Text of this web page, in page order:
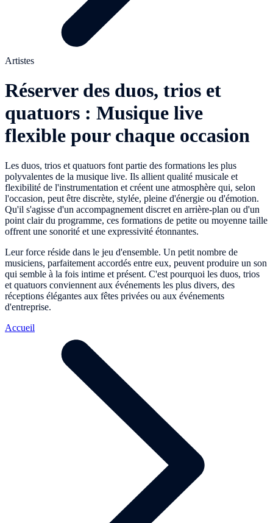
Artistes
Réserver des duos, trios et
quatuors : Musique live
flexible pour chaque occasion
Les duos, trios et quatuors font partie des formations les plus
polyvalentes de la musique live. Ils allient qualité musicale et
flexibilité de l'instrumentation et créent une atmosphère qui, selon
l'occasion, peut être discrète, stylée, pleine d'énergie ou d'émotion.
Qu'il s'agisse d'un accompagnement discret en arrière-plan ou d'un
point clair du programme, ces formations de petite ou moyenne taille
offrent une sonorité et une expressivité étonnantes.
Leur force réside dans le jeu d'ensemble. Un petit nombre de
musiciens, parfaitement accordés entre eux, peuvent produire un son
qui semble à la fois intime et présent. C'est pourquoi les duos, trios
et quatuors conviennent aux événements les plus divers, des
réceptions élégantes aux fêtes privées ou aux événements
d'entreprise.
Accueil